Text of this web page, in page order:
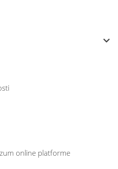
online platforme